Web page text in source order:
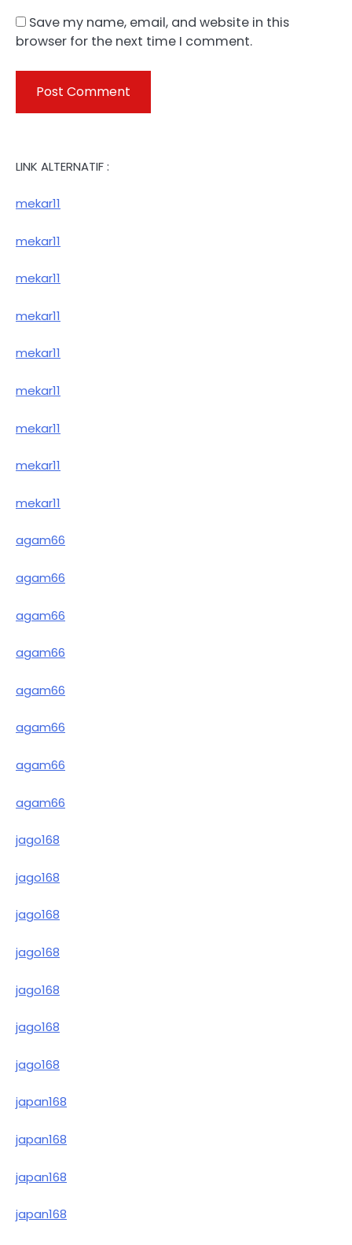
Save my name, email, and website in this
browser for the next time I comment.
LINK ALTERNATIF :
mekar11
mekar11
mekar11
mekar11
mekar11
mekar11
mekar11
mekar11
mekar11
agam66
agam66
agam66
agam66
agam66
agam66
agam66
agam66
jago168
jago168
jago168
jago168
jago168
jago168
jago168
japan168
japan168
japan168
japan168